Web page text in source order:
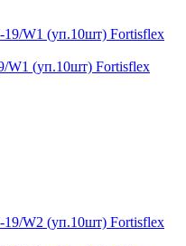
W1 (уп.10шт) Fortisflex